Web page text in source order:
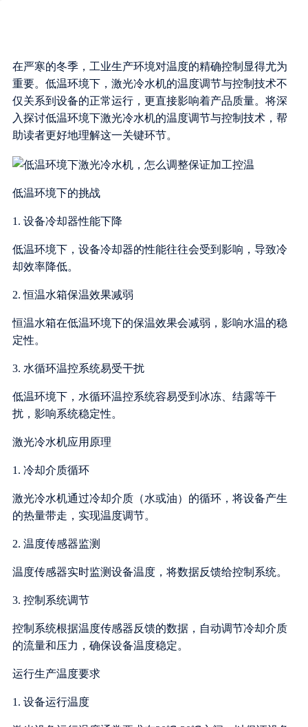
在严寒的冬季，工业生产环境对温度的精确控制显得尤为
重要。低温环境下，激光冷水机的温度调节与控制技术不
仅关系到设备的正常运行，更直接影响着产品质量。将深
入探讨低温环境下激光冷水机的温度调节与控制技术，帮
助读者更好地理解这一关键环节。
低温环境下的挑战
1. 设备冷却器性能下降
低温环境下，设备冷却器的性能往往会受到影响，导致冷
却效率降低。
2. 恒温水箱保温效果减弱
恒温水箱在低温环境下的保温效果会减弱，影响水温的稳
定性。
3. 水循环温控系统易受干扰
低温环境下，水循环温控系统容易受到冰冻、结露等干
扰，影响系统稳定性。
激光冷水机应用原理
1. 冷却介质循环
激光冷水机通过冷却介质（水或油）的循环，将设备产生
的热量带走，实现温度调节。
2. 温度传感器监测
温度传感器实时监测设备温度，将数据反馈给控制系统。
3. 控制系统调节
控制系统根据温度传感器反馈的数据，自动调节冷却介质
的流量和压力，确保设备温度稳定。
运行生产温度要求
1. 设备运行温度